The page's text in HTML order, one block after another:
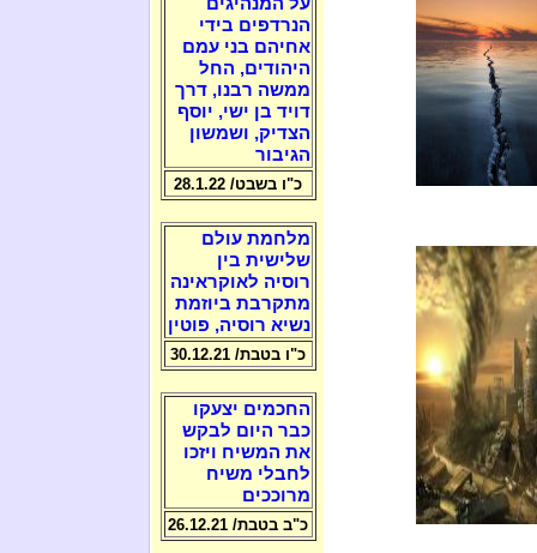
הנרדפים בידי
אחיהם בני עמם
היהודים, החל
ממשה רבנו, דרך
דויד בן ישי, יוסף
הצדיק, ושמשון
הגיבור
כ"ו בשבט/ 28.1.22
מלחמת עולם
שלישית בין
רוסיה לאוקראינה
מתקרבת ביוזמת
נשיא רוסיה, פוטין
כ"ו בטבת/ 30.12.21
החכמים יצעקו
כבר היום לבקש
את המשיח ויזכו
לחבלי משיח
מרוככים
כ"ב בטבת/ 26.12.21